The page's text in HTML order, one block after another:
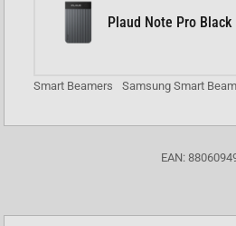
Plaud Note Pro Black
Smart Beamers Samsung Smart
EAN: